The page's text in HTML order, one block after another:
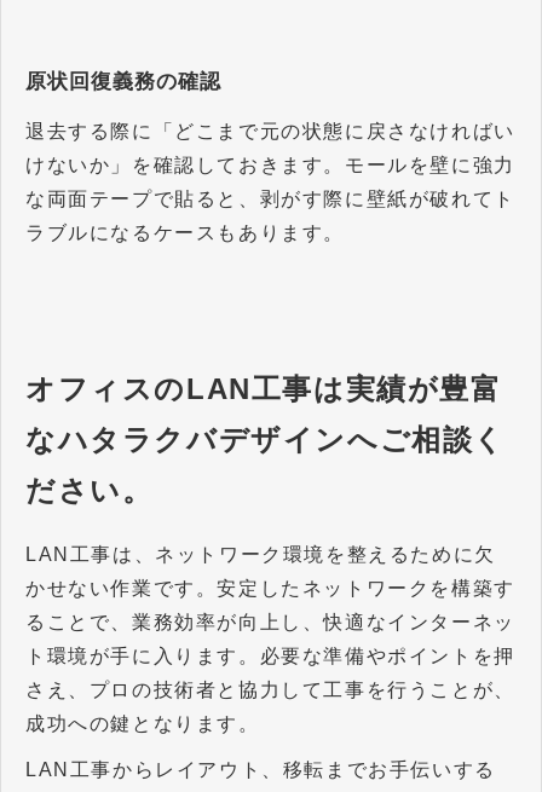
原状回復義務の確認
退去する際に「どこまで元の状態に戻さなければい
けないか」を確認しておきます。モールを壁に強力
な両面テープで貼ると、剥がす際に壁紙が破れてト
ラブルになるケースもあります。
オフィスのLAN工事は実績が豊富
なハタラクバデザインへご相談く
ださい。
LAN工事は、ネットワーク環境を整えるために欠
かせない作業です。安定したネットワークを構築す
ることで、業務効率が向上し、快適なインターネッ
ト環境が手に入ります。必要な準備やポイントを押
さえ、プロの技術者と協力して工事を行うことが、
成功への鍵となります。
LAN工事からレイアウト、移転までお手伝いする